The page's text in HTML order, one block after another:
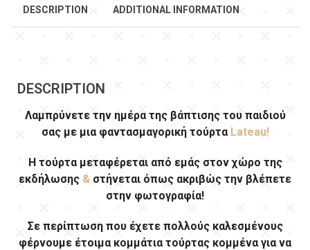
DESCRIPTION ADDITIONAL INFORMATION
DESCRIPTION
Λαμπρύνετε την ημέρα της βάπτισης του παιδιού
σας με μια φαντασμαγορική τούρτα Lateau!
Η τούρτα μεταφέρεται από εμάς στον χώρο της
εκδήλωσης & στήνεται όπως ακριβώς την βλέπετε
στην φωτογραφία!
Σε περίπτωση που έχετε πολλούς καλεσμένους
φέρνουμε έτοιμα κομμάτια τούρτας κομμένα για να